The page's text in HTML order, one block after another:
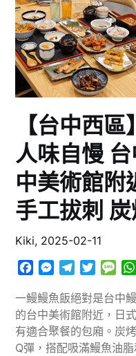
【台中西
人味自慢
中美術館附
手工拔刺
Kiki, 2025-02-11
Facebook
Messenger
TelegramTwitter
一鰻鰻魚飯絕對是台中
的台中美術館附近，日
有適合聚餐的包廂。炭
Q彈，搭配吸滿鰻魚油